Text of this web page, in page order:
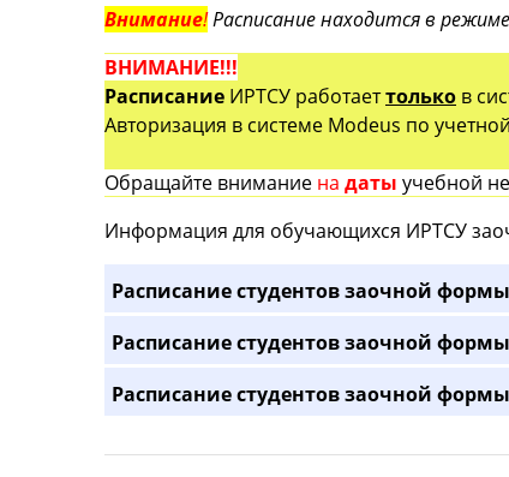
Внимание!Расписание находится в
ВНИМАНИЕ!!!
Расписание ИРТСУ работаеттолько в
Авторизация в системе Modeus по
Обращайте внимание на даты учебной
Информация для обучающихся ИРТСУ
Расписание студентов заочной
Расписание студентов заочной
Расписание студентов заочной